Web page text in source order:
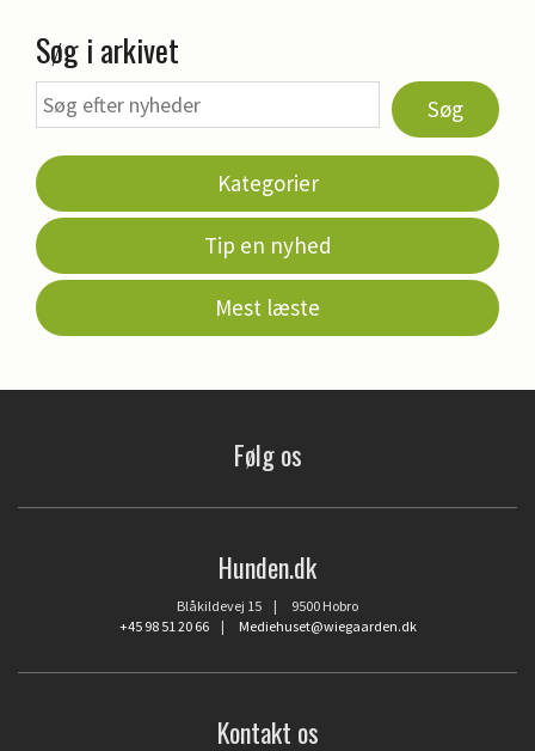
Søg i arkivet
Søg
Kategorier
Tip en nyhed
Mest læste
Følg os
Hunden.dk
Blåkildevej 15 | 9500 Hobro
+45 98 51 20 66| Mediehuset@wiegaarden.dk
Kontakt os